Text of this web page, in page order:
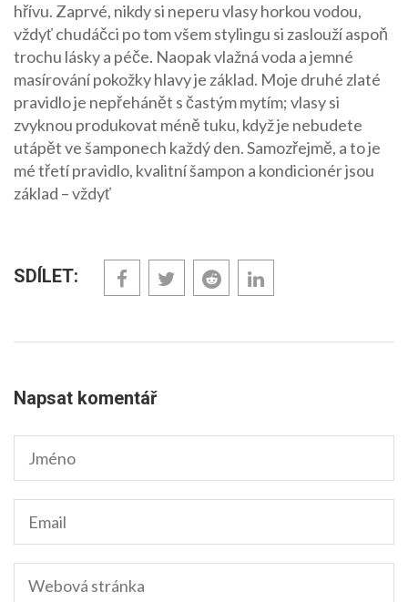
hřívu. Zaprvé, nikdy si neperu vlasy horkou vodou,
vždyť chudáčci po tom všem stylingu si zaslouží aspoň
trochu lásky a péče. Naopak vlažná voda a jemné
masírování pokožky hlavy je základ. Moje druhé zlaté
pravidlo je nepřehánět s častým mytím; vlasy si
zvyknou produkovat méně tuku, když je nebudete
utápět ve šamponech každý den. Samozřejmě, a to je
mé třetí pravidlo, kvalitní šampon a kondicionér jsou
základ – vždyť
SDÍLET:
Napsat komentář